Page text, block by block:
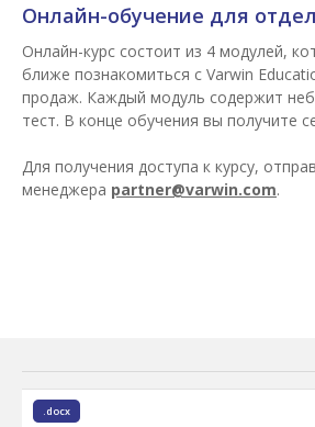
Онлайн-обучение для
Онлайн-курс состоит из 4 модулей,
ближе познакомиться с Varwin
продаж. Каждый модуль содержит
тест. В конце обучения вы получите
Для получения доступа к курсу,
менеджера partner@varwin.com.
.docx